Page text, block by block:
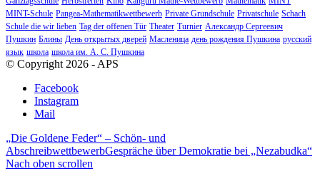
MINT-Schule Pangea-Mathematikwettbewerb Private Grundschule Privatschule Schach
Schule die wir lieben Tag der offenen Tür Theater Turnier Александр Сергеевич
Пушкин Блины День открытых дверей Масленица день рождения Пушкина русский
язык школа школа им. А. С. Пушкина
© Copyright 2026 - APS
Facebook
Instagram
Mail
„Die Goldene Feder“ – Schön- und
AbschreibwettbewerbGespräche über Demokratie bei „Nezabudka“
Nach oben scrollen